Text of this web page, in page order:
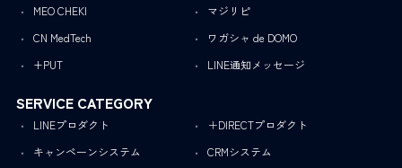
MEO CHEKI
マジリピ
CN MedTech
ワガシャ de DOMO
+PUT
LINE通知メッセージ
SERVICE CATEGORY
LINEプロダクト
＋DIRECTプロダクト
キャンペーンシステム
CRMシステム